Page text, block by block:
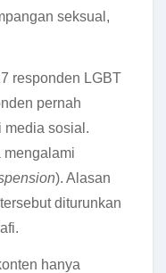
seksual,
responden LGBT
pernah
media sosial.
mengalami
). Alasan
diturunkan
hanya